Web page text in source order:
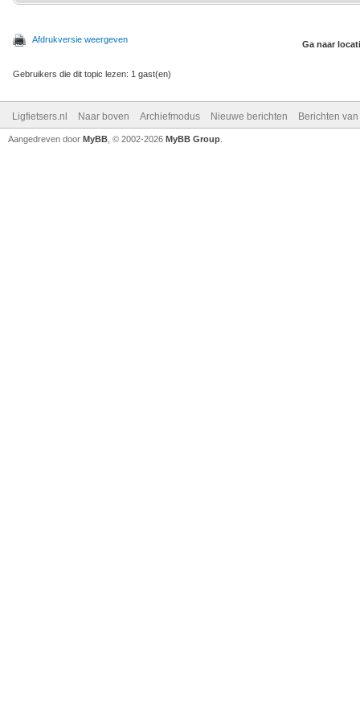
Afdrukversie weergeven Ga naar
Gebruikers die dit topic lezen: 1 gast(en)
Ligfietsers.nl Naar boven Archiefmodus Nieuwe berichten Berichten
Aangedreven door MyBB , © 2002-2026 MyBB Group